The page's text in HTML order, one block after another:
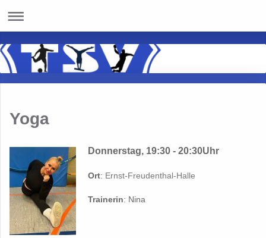
Yoga
Donnerstag, 19:30 - 20:30Uhr
Ort: Ernst-Freudenthal-Halle
Trainerin: Nina